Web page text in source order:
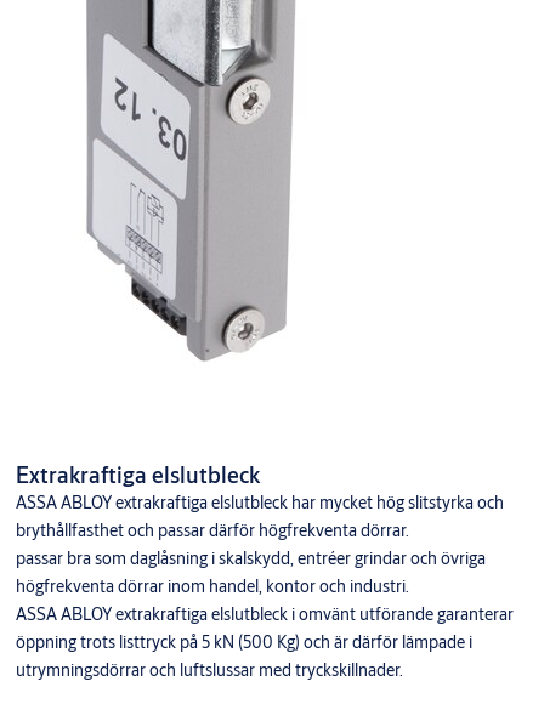
Extrakraftiga elslutbleck
ASSA ABLOY extrakraftiga elslutbleck har mycket hög slitstyrka och
brythållfasthet och passar därför högfrekventa dörrar.
passar bra som daglåsning i skalskydd, entréer grindar och övriga
högfrekventa dörrar inom handel, kontor och industri.
ASSA ABLOY extrakraftiga elslutbleck i omvänt utförande garanterar
öppning trots listtryck på 5 kN (500 Kg) och är därför lämpade i
utrymningsdörrar och luftslussar med tryckskillnader.